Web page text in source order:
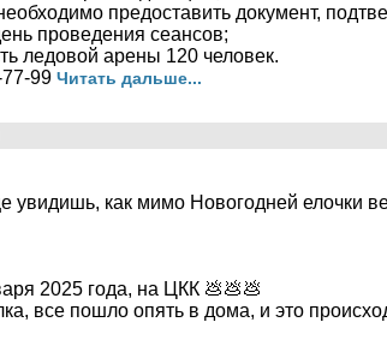
предоставить документ,
проведения сеансов;
ледовой арены 120 человек.
99 Читать дальше...
увидишь, как мимо Новогодней елочки
2025 года, на ЦКК 💩💩💩
все пошло опять в дома, и это